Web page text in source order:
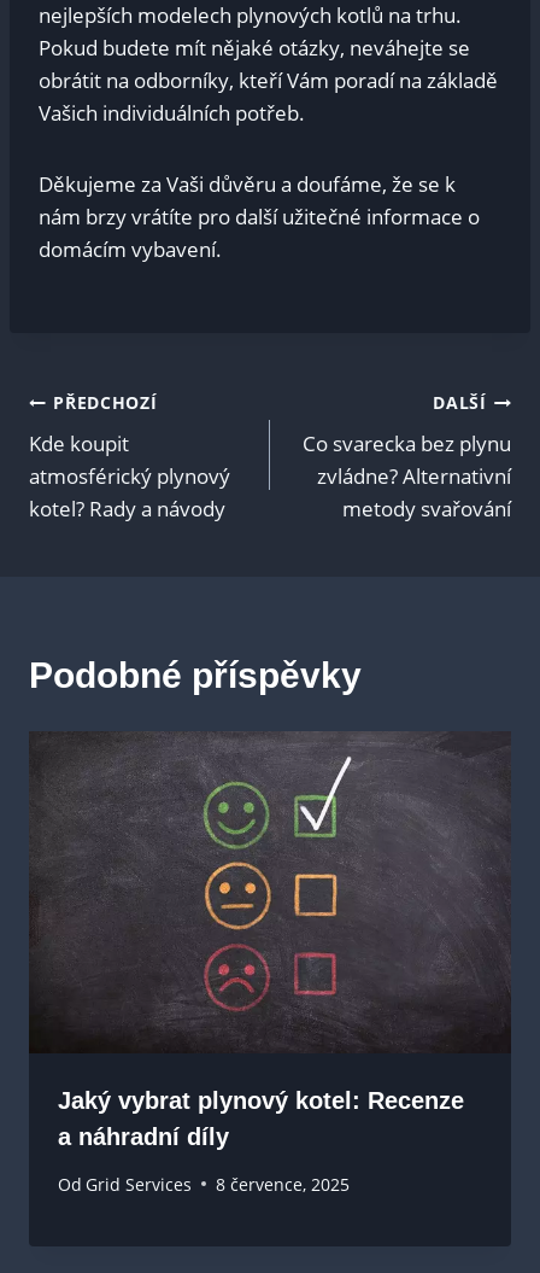
nejlepších modelech plynových kotlů na trhu.
Pokud budete mít nějaké otázky, neváhejte se
obrátit na odborníky, kteří Vám poradí na základě
Vašich individuálních potřeb.
Děkujeme za Vaši důvěru a doufáme, že se k
nám brzy vrátíte pro další užitečné informace o
domácím vybavení.
Navigace
pro
příspěvek
PŘEDCHOZÍ
Kde koupit
atmosférický plynový
kotel? Rady a návody
DALŠÍ
Co svarecka bez plynu
zvládne? Alternativní
metody svařování
Podobné příspěvky
Jaký vybrat plynový kotel: Recenze
a náhradní díly
Od Grid Services 8 července, 2025